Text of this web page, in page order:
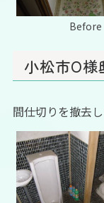
Before
小松市O
間仕切りを撤去